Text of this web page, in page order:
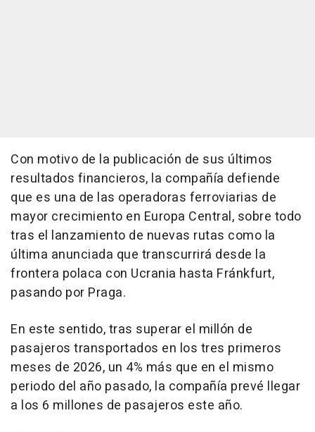
Con motivo de la publicación de sus últimos
resultados financieros, la compañía defiende
que es una de las operadoras ferroviarias de
mayor crecimiento en Europa Central, sobre todo
tras el lanzamiento de nuevas rutas como la
última anunciada que transcurrirá desde la
frontera polaca con Ucrania hasta Fránkfurt,
pasando por Praga.
En este sentido, tras superar el millón de
pasajeros transportados en los tres primeros
meses de 2026, un 4% más que en el mismo
periodo del año pasado, la compañía prevé llegar
a los 6 millones de pasajeros este año.